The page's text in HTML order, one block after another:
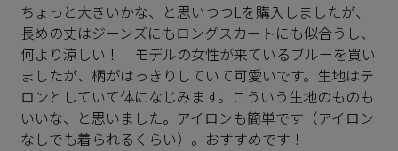
ちょっと大きいかな、と思いつつLを購入しましたが、
長めの丈はジーンズにもロングスカートにも似合うし、
何より涼しい！　モデルの女性が来ているブルーを買い
ましたが、柄がはっきりしていて可愛いです。生地はテ
ロンとしていて体になじみます。こういう生地のものも
いいな、と思いました。アイロンも簡単です（アイロン
なしでも着られるくらい）。おすすめです！